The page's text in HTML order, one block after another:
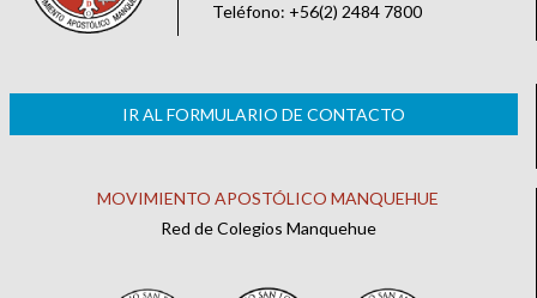
Teléfono: +56(2) 2484 7800
IR AL FORMULARIO DE CONTACTO
MOVIMIENTO APOSTÓLICO MANQUEHUE
Red de Colegios Manquehue